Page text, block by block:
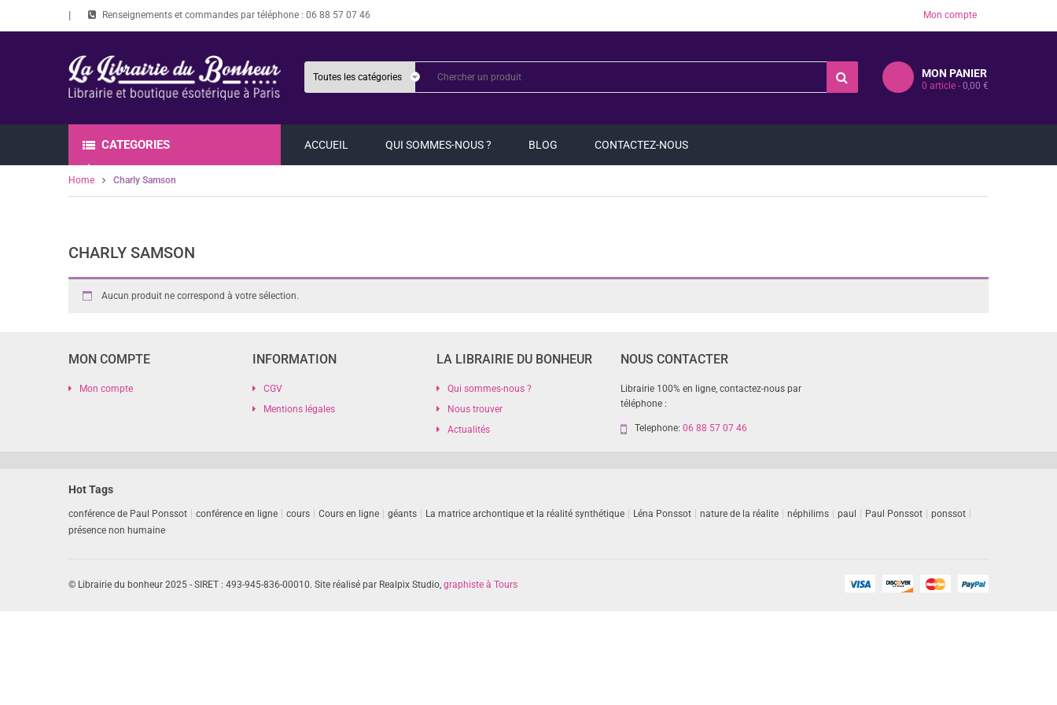
Renseignements et commandes par téléphone : 06 88 57 07 46 Mon compte
MON PANIER
0 article - 0,00 €
CATEGORIES ACCUEIL QUI SOMMES-NOUS ? BLOG CONTACTEZ-NOUS
Home Charly Samson
CHARLY SAMSON
Aucun produit ne correspond à votre sélection.
MON COMPTE
Mon compte
INFORMATION
CGV
Mentions légales
LA LIBRAIRIE DU BONHEUR
Qui sommes-nous ?
Nous trouver
Actualités
NOUS CONTACTER
Librairie 100% en ligne, contactez-nous par
téléphone :
Telephone: 06 88 57 07 46
Hot Tags
conférence de Paul Ponssot conférence en ligne cours Cours en ligne géants La matrice archontique et la réalité synthétique Léna Ponssot nature de la réalite néphilims paul Paul Ponssot
ponssot
présence non humaine
© Librairie du bonheur 2025 - SIRET : 493-945-836-00010. Site réalisé par Realpix Studio, graphiste à Tours